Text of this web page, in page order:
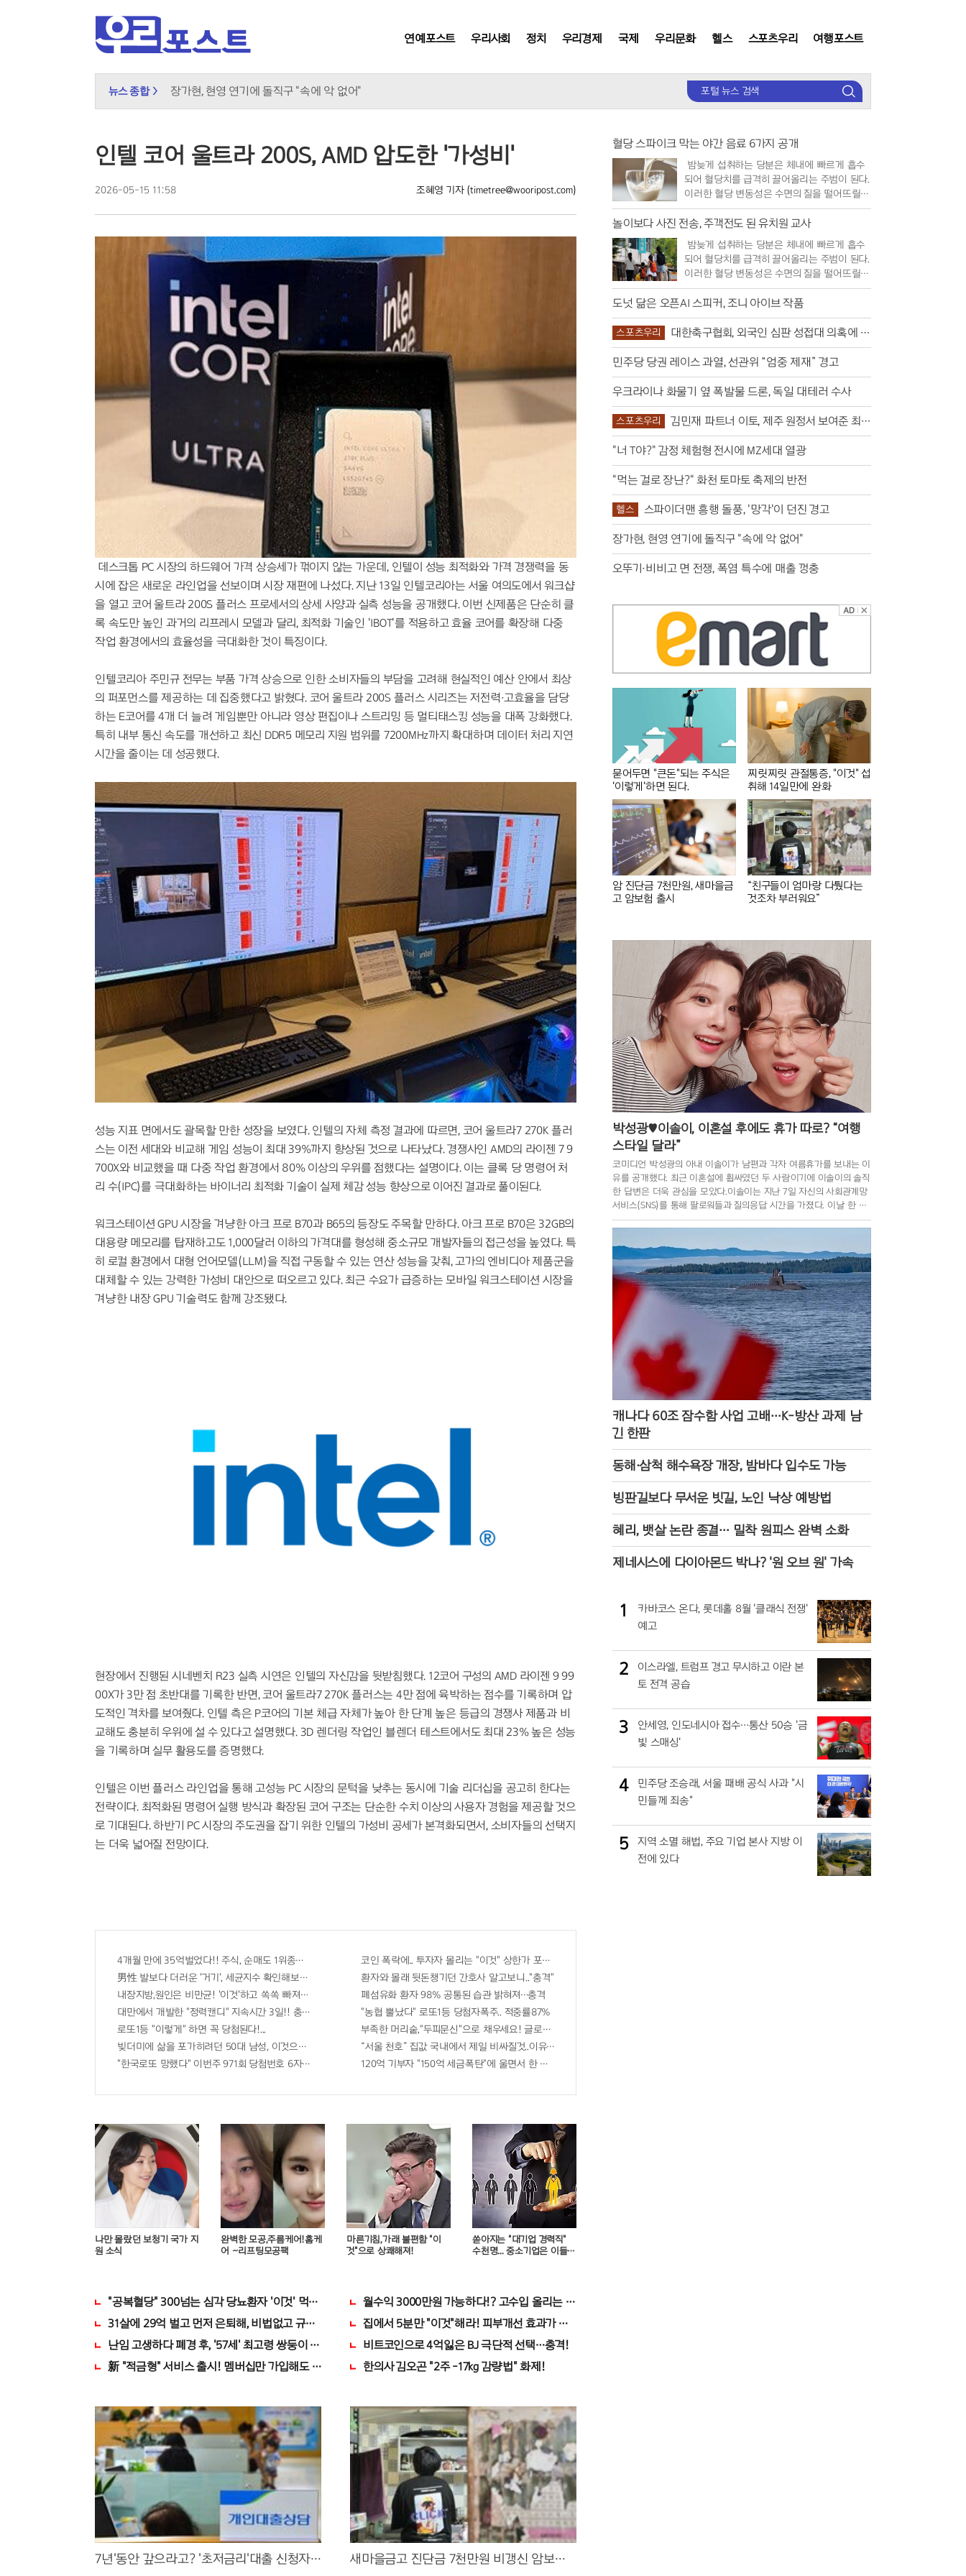
검
색
연예포스트 우리사회 정치 우리경제 국제 우리문화 헬스 스포츠우리 여행포스트
뉴스 종합 >
블랙핑크 10주년 D-1, 로제는 왜 미국에?
장가현, 현영 연기에 돌직구 "속에 악 없어"
"예능이 독 됐나"…정준원, 태도 논란에 외모 비하까지
무더위 쉼터의 진화, 광화문 해피소 이달 말까지 연장
신남성연대 대표 배인규, 자택서 숨진 채 발견
"그린벨트 대신 재개발" 오세훈, 정부에 건의
국민의힘, 선관위 직무대행 '특검 1호 수사' 촉구
오뚜기·비비고 면 전쟁, 폭염 특수에 매출 껑충
K컬처 300조 시대…법은 여전히 아날로그 수준
우크라이나 화물기 옆 폭발물 드론, 독일 대테러 수사
달에 부딪힌 스페이스X, 과학적 통찰 얻나?
2차 대전 이후 최대 작전? 영국 '요새 작전' 논란
"너 T야?" 감정 체험형 전시에 MZ세대 열광
AI 시대의 예술, 안상수가 제안하는 몸의 감각
질투와 파멸의 기타 리프, 고전 비극 록으로 부활
혈당 스파이크 막는 야간 음료 6가지 공개
스파이더맨 흥행 돌풍, '망각'이 던진 경고
단것만 찾는 당신, 혈당 불균형이 원인일 수도
대한축구협회, 외국인 심판 성접대 의혹에 축구팬 ‘폭발’
김민재 파트너 이토, 제주 원정서 보여준 최악의 매너
유격수 고민 끝낸 KIA, 하주석이 살렸다
"먹는 걸로 장난?" 화천 토마토 축제의 반전
"폭염엔 실내가 답"…롯데호텔 월드 매출 35% 쑥
"BTS 굿즈 찾아 한국행" 리커머스 성지순례
블랙핑크 10주년 D-1, 로제는 왜 미국에?
인텔 코어 울트라 200S, AMD 압도한 '가성비'
2026-05-15 11:58 조혜영 기자 (timetree@wooripost.com)
데스크톱 PC 시장의 하드웨어 가격 상승세가 꺾이지 않는 가운데, 인텔이 성능 최적화와 가격 경쟁력을 동
시에 잡은 새로운 라인업을 선보이며 시장 재편에 나섰다. 지난 13일 인텔코리아는 서울 여의도에서 워크샵
을 열고 코어 울트라 200S 플러스 프로세서의 상세 사양과 실측 성능을 공개했다. 이번 신제품은 단순히 클
록 속도만 높인 과거의 리프레시 모델과 달리, 최적화 기술인 'IBOT'를 적용하고 효율 코어를 확장해 다중
작업 환경에서의 효율성을 극대화한 것이 특징이다.
인텔코리아 주민규 전무는 부품 가격 상승으로 인한 소비자들의 부담을 고려해 현실적인 예산 안에서 최상
의 퍼포먼스를 제공하는 데 집중했다고 밝혔다. 코어 울트라 200S 플러스 시리즈는 저전력·고효율을 담당
하는 E코어를 4개 더 늘려 게임뿐만 아니라 영상 편집이나 스트리밍 등 멀티태스킹 성능을 대폭 강화했다.
특히 내부 통신 속도를 개선하고 최신 DDR5 메모리 지원 범위를 7200MHz까지 확대하며 데이터 처리 지연
시간을 줄이는 데 성공했다.
성능 지표 면에서도 괄목할 만한 성장을 보였다. 인텔의 자체 측정 결과에 따르면, 코어 울트라7 270K 플러
스는 이전 세대와 비교해 게임 성능이 최대 39%까지 향상된 것으로 나타났다. 경쟁사인 AMD의 라이젠 7 9
700X와 비교했을 때 다중 작업 환경에서 80% 이상의 우위를 점했다는 설명이다. 이는 클록 당 명령어 처
리 수(IPC)를 극대화하는 바이너리 최적화 기술이 실제 체감 성능 향상으로 이어진 결과로 풀이된다.
워크스테이션 GPU 시장을 겨냥한 아크 프로 B70과 B65의 등장도 주목할 만하다. 아크 프로 B70은 32GB의
대용량 메모리를 탑재하고도 1,000달러 이하의 가격대를 형성해 중소규모 개발자들의 접근성을 높였다. 특
히 로컬 환경에서 대형 언어모델(LLM)을 직접 구동할 수 있는 연산 성능을 갖춰, 고가의 엔비디아 제품군을
대체할 수 있는 강력한 가성비 대안으로 떠오르고 있다. 최근 수요가 급증하는 모바일 워크스테이션 시장을
겨냥한 내장 GPU 기술력도 함께 강조됐다.
현장에서 진행된 시네벤치 R23 실측 시연은 인텔의 자신감을 뒷받침했다. 12코어 구성의 AMD 라이젠 9 99
00X가 3만 점 초반대를 기록한 반면, 코어 울트라7 270K 플러스는 4만 점에 육박하는 점수를 기록하며 압
도적인 격차를 보여줬다. 인텔 측은 P코어의 기본 체급 자체가 높아 한 단계 높은 등급의 경쟁사 제품과 비
교해도 충분히 우위에 설 수 있다고 설명했다. 3D 렌더링 작업인 블렌더 테스트에서도 최대 23% 높은 성능
을 기록하며 실무 활용도를 증명했다.
인텔은 이번 플러스 라인업을 통해 고성능 PC 시장의 문턱을 낮추는 동시에 기술 리더십을 공고히 한다는
전략이다. 최적화된 명령어 실행 방식과 확장된 코어 구조는 단순한 수치 이상의 사용자 경험을 제공할 것으
로 기대된다. 하반기 PC 시장의 주도권을 잡기 위한 인텔의 가성비 공세가 본격화되면서, 소비자들의 선택지
는 더욱 넓어질 전망이다.
4개월 만에 35억벌었다!! 주식, 순매도 1위종목..."충격"
男性 발보다 더러운 '거기', 세균지수 확인해보니..충격!
내장지방,원인은 비만균! '이것'하고 쏙쏙 빠져…
대만에서 개발한 "정력캔디" 지속시간 3일!! 충격!!
로또1등 "이렇게" 하면 꼭 당첨된다!...
빚더미에 삶을 포가히려던 50대 남성, 이것으로 인생역전
"한국로또 망했다" 이번주 971회 당첨번호 6자리 모두 유출...관계자 실수로 "비상"!
코인 폭락에.. 투자자 몰리는 "이것" 상한가 포착해! 미리 투자..
환자와 몰래 뒷돈챙기던 간호사 알고보니.."충격"
폐섬유화 환자 98% 공통된 습관 밝혀져…충격
"농협 뿔났다" 로또1등 당첨자폭주.. 적중률87%
부족한 머리숱,"두피문신"으로 채우세요! 글로웰의원 의)96837
“서울 천호” 집값 국내에서 제일 비싸질것..이유는?
120억 기부자 "150억 세금폭탄"에 울면서 한 말이..!
나만 몰랐던 보청기 국가 지
원 소식
완벽한 모공,주름케어!홈케
어 ~리프팅모공팩
마른기침,가래 불편함 "이
것"으로 상쾌해져!
쏟아지는 "대기업 경력직"
수천명... 중소기업은 이들
"공복혈당" 300넘는 심각 당뇨환자 '이것' 먹자마자..바로
31살에 29억 벌고 먼저 은퇴해, 비법없고 규칙만 지켰다!
난임 고생하다 폐경 후, '57세' 최고령 쌍둥이 출산?
新 "적금형" 서비스 출시! 멤버십만 가입해도 "최신가전" 선착순 100% 무료 경품지원!!
월수익 3000만원 가능하다!? 고수입 올리는 이 "자격증"에 몰리는 이유 알고보니…
집에서 5분만 "이것"해라! 피부개선 효과가 바로 나타난다!!
비트코인으로 4억잃은 BJ 극단적 선택…충격!
한의사 김오곤 "2주 -17kg 감량법" 화제!
7년'동안 갚으라고? '초저금리'대출 신청자
새마을금고 진단금 7천만원 비갱신 암보험
혈당 스파이크 막는 야간 음료 6가지 공개
밤늦게 섭취하는 당분은 체내에 빠르게 흡수
되어 혈당치를 급격히 끌어올리는 주범이 된다.
이러한 혈당 변동성은 수면의 질을 떨어뜨릴
뿐만 아니라 장기적으로 대사 질환의 위..
놀이보다 사진 전송, 주객전도 된 유치원 교사
밤늦게 섭취하는 당분은 체내에 빠르게 흡수
되어 혈당치를 급격히 끌어올리는 주범이 된다.
이러한 혈당 변동성은 수면의 질을 떨어뜨릴
뿐만 아니라 장기적으로 대사 질환의 위..
도넛 닮은 오픈AI 스피커, 조니 아이브 작품
스포츠우리
대한축구협회, 외국인 심판 성접대 의혹에 축
구팬 ‘폭발’
민주당 당권 레이스 과열, 선관위 “엄중 제재” 경고
우크라이나 화물기 옆 폭발물 드론, 독일 대테러 수사
스포츠우리
김민재 파트너 이토, 제주 원정서 보여준 최
악의 매너
"너 T야?" 감정 체험형 전시에 MZ세대 열광
"먹는 걸로 장난?" 화천 토마토 축제의 반전
헬스 스파이더맨 흥행 돌풍, '망각'이 던진 경고
장가현, 현영 연기에 돌직구 "속에 악 없어"
오뚜기·비비고 면 전쟁, 폭염 특수에 매출 껑충
묻어두면 "큰돈"되는 주식은
'이렇게'하면 된다.
찌릿찌릿 관절통증, "이것" 섭
취해 14일만에 완화
암 진단금 7천만원, 새마을금
고 암보험 출시
“친구들이 엄마랑 다퉜다는
것조차 부러워요”
박성광♥이솔이, 이혼설 후에도 휴가 따로? “여행
스타일 달라”
코미디언 박성광의 아내 이솔이가 남편과 각자 여름휴가를 보내는 이
유를 공개했다. 최근 이혼설에 휩싸였던 두 사람이기에 이솔이의 솔직
한 답변은 더욱 관심을 모았다.이솔이는 지난 7일 자신의 사회관계망
서비스(SNS)를 통해 팔로워들과 질의응답 시간을 가졌다. 이날 한 누
리꾼이 여름휴가 계획을 묻자, 이솔이는 “사실 당장은 계
캐나다 60조 잠수함 사업 고배…K-방산 과제 남
긴 한판
동해·삼척 해수욕장 개장, 밤바다 입수도 가능
빙판길보다 무서운 빗길, 노인 낙상 예방법
혜리, 뱃살 논란 종결… 밀착 원피스 완벽 소화
제네시스에 다이아몬드 박나? '원 오브 원' 가속
1
카바코스 온다, 롯데홀 8월 '클래식 전쟁'
예고
2
이스라엘, 트럼프 경고 무시하고 이란 본
토 전격 공습
3
안세영, 인도네시아 접수…통산 50승 '금
빛 스매싱'
4
민주당 조승래, 서울 패배 공식 사과 "시
민들께 죄송"
5
지역 소멸 해법, 주요 기업 본사 지방 이
전에 있다